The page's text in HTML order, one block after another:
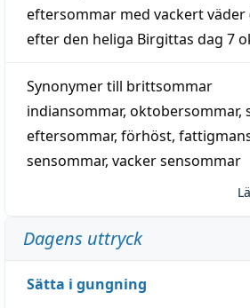
eftersommar med vackertväder
efter den heliga Birgittas dag 7
Synonymer till brittsommar
indiansommar, oktobersommar,
eftersommar, förhöst,
sensommar, vacker sensommar
Dagens uttryck
Sätta i gungning